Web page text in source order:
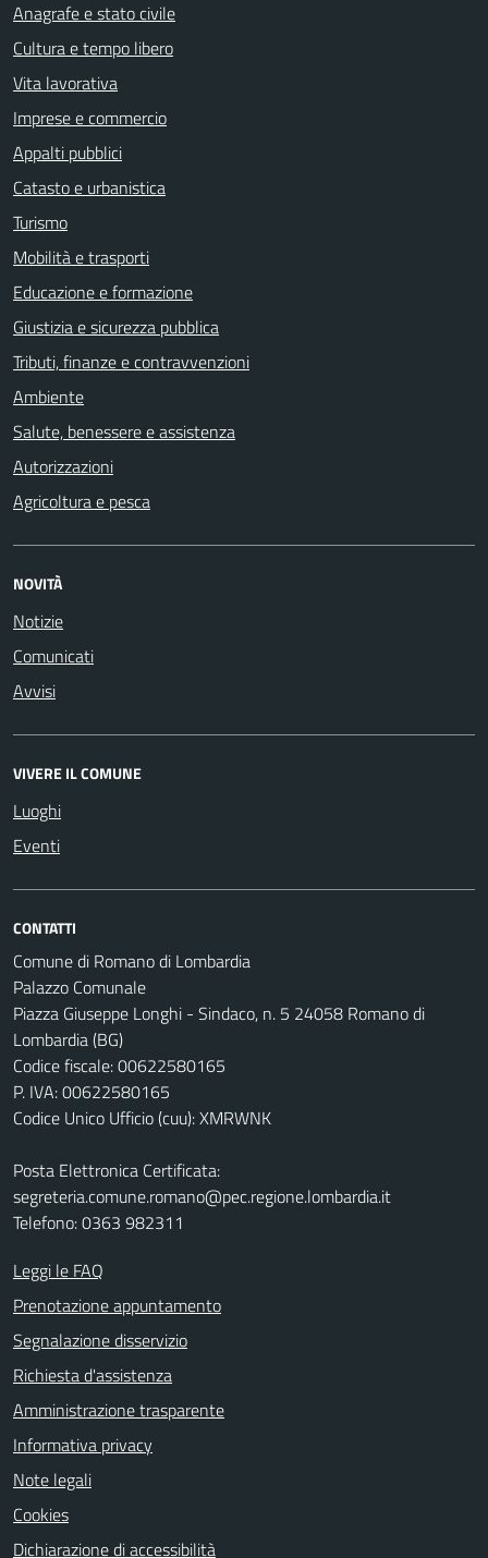
Anagrafe e stato civile
Cultura e tempo libero
Vita lavorativa
Imprese e commercio
Appalti pubblici
Catasto e urbanistica
Turismo
Mobilità e trasporti
Educazione e formazione
Giustizia e sicurezza pubblica
Tributi, finanze e contravvenzioni
Ambiente
Salute, benessere e assistenza
Autorizzazioni
Agricoltura e pesca
NOVITÀ
Notizie
Comunicati
Avvisi
VIVERE IL COMUNE
Luoghi
Eventi
CONTATTI
Comune di Romano di Lombardia
Palazzo Comunale
Piazza Giuseppe Longhi - Sindaco, n. 5 24058 Romano di
Lombardia (BG)
Codice fiscale: 00622580165
P. IVA: 00622580165
Codice Unico Ufficio (cuu): XMRWNK
Posta Elettronica Certificata:
segreteria.comune.romano@pec.regione.lombardia.it
Telefono: 0363 982311
Leggi le FAQ
Prenotazione appuntamento
Segnalazione disservizio
Richiesta d'assistenza
Amministrazione trasparente
Informativa privacy
Note legali
Cookies
Dichiarazione di accessibilità